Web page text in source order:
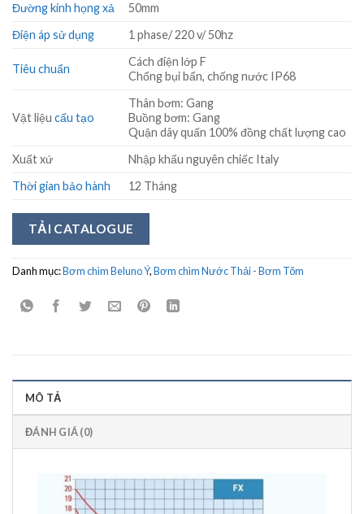
Đường kính họng xả
50mm
Điện áp sử dụng
1 phase/ 220 v/ 50hz
Tiêu chuẩn
Cách điện lớp F
Chống bụi bẩn, chống nước IP68
Vật liệu cấu tạo
Thân bơm: Gang
Buồng bơm: Gang
Quận dây quấn 100% đồng chất lượng cao
Xuất xứ
Nhập khẩu nguyên chiếc Italy
Thời gian bảo hành
12 Tháng
TẢI CATALOGUE
Danh mục:Bơm chìm Beluno Ý,Bơm chìm Nước Thải - Bơm Tõm
MÔ TẢ
ĐÁNH GIÁ (0)